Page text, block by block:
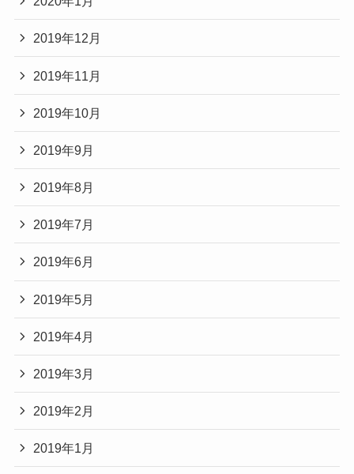
2019年12月
2019年11月
2019年10月
2019年9月
2019年8月
2019年7月
2019年6月
2019年5月
2019年4月
2019年3月
2019年2月
2019年1月